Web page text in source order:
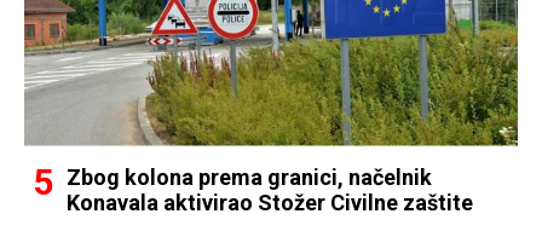
Zbog kolona prema granici, načelnik
Konavala aktivirao Stožer Civilne zaštite